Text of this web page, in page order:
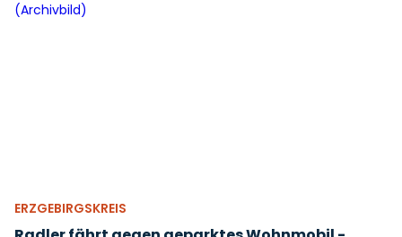
ERZGEBIRGSKREIS